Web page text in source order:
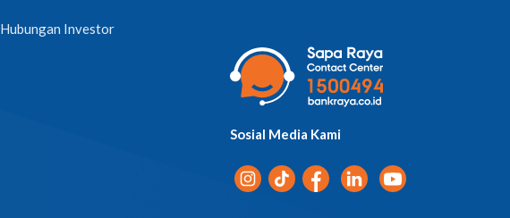
Hubungan Investor
Sosial Media Kami